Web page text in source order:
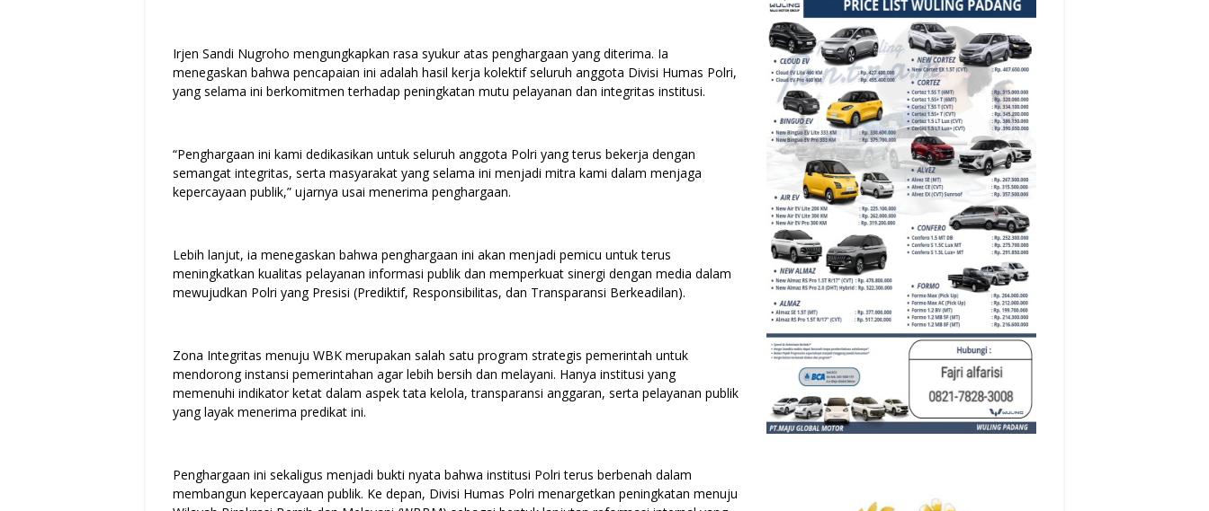
Irjen Sandi Nugroho mengungkapkan rasa syukur atas penghargaan yang diterima. Ia
menegaskan bahwa pencapaian ini adalah hasil kerja kolektif seluruh anggota Divisi Humas Polri,
yang selama ini berkomitmen terhadap peningkatan mutu pelayanan dan integritas institusi.
“Penghargaan ini kami dedikasikan untuk seluruh anggota Polri yang terus bekerja dengan
semangat integritas, serta masyarakat yang selama ini menjadi mitra kami dalam menjaga
kepercayaan publik,” ujarnya usai menerima penghargaan.
Lebih lanjut, ia menegaskan bahwa penghargaan ini akan menjadi pemicu untuk terus
meningkatkan kualitas pelayanan informasi publik dan memperkuat sinergi dengan media dalam
mewujudkan Polri yang Presisi (Prediktif, Responsibilitas, dan Transparansi Berkeadilan).
Zona Integritas menuju WBK merupakan salah satu program strategis pemerintah untuk
mendorong instansi pemerintahan agar lebih bersih dan melayani. Hanya institusi yang
memenuhi indikator ketat dalam aspek tata kelola, transparansi anggaran, serta pelayanan publik
yang layak menerima predikat ini.
Penghargaan ini sekaligus menjadi bukti nyata bahwa institusi Polri terus berbenah dalam
membangun kepercayaan publik. Ke depan, Divisi Humas Polri menargetkan peningkatan menuju